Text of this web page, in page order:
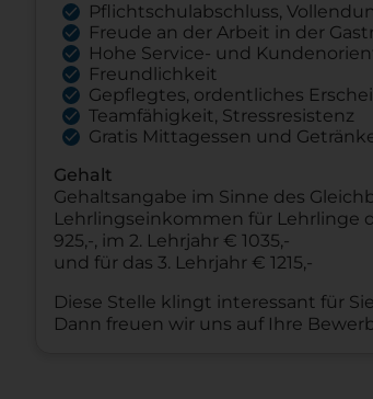
Pflichtschulabschluss,
Freude an der Arbeit in der
Hohe Service- und
Freundlichkeit
Gepflegtes, ordentliches
Teamfähigkeit, Stressresistenz
Gratis Mittagessen und
Gehalt
Gehaltsangabe im Sinne des
Lehrlingseinkommen für Lehrlinge
925,-, im 2. Lehrjahr € 1035,-
und für das 3. Lehrjahr € 1215,-
Diese Stelle klingt interessant für
Dann freuen wir uns auf Ihre